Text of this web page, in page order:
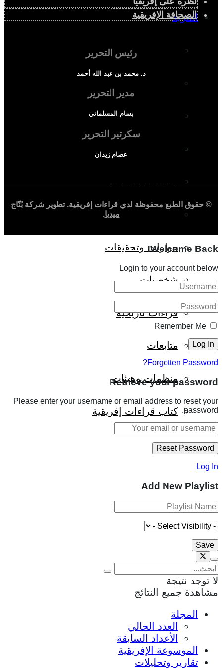
المزيد
إفريقيا في المؤشرات
الملف الإفريقي
الصحافة الإفريقية
المجتمع الإفريقي
حوارات وتحقيقات
شخصيات
قراءات تاريخية
متابعات
منظمات وهيئات
كتاب قراءات إفريقية
الصحافة الإفريقية
رئيس التحرير
د. محمد بن عبد الله أحمد
مدير التحرير
بسام المسلماني
سكرتير التحرير
عصام زيدان
© حقوق الطبع محفوظة لدي قراءات إفريقية. تطوير شركةبُنّاج
ميديا.
Welcome Back!
Login to your account below
Remember Me
Forgotten Password?
Retrieve your password
Please enter your username or email address to reset your
password.
Log In
Add New Playlist
لا توجد نتيجة
مشاهدة جميع النتائج
المجلة
العدد الحالي
الأعداد السابقة
الموسوعة الإفريقية
تقارير وتحليلات